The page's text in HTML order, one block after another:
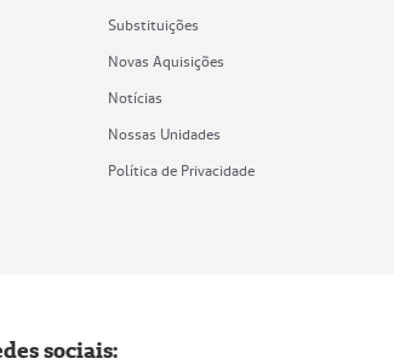
Substituições
Novas Aquisições
Notícias
Nossas Unidades
Política de Privacidade
sociais: